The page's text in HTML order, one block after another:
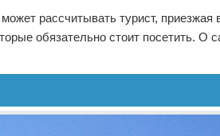
рассчитывать турист,
обязательно стоит посетить. О